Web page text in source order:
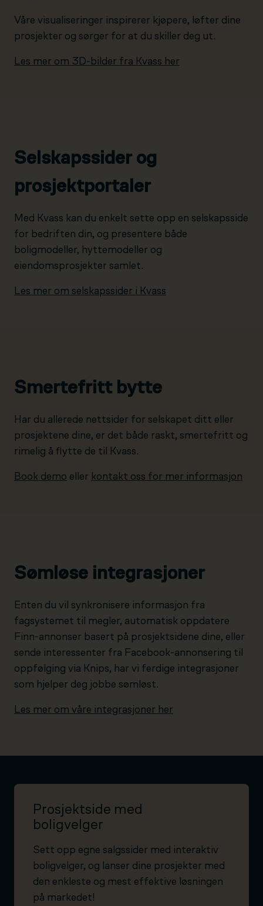
Våre visualiseringer inspirerer kjøpere, løfter dine
prosjekter og sørger for at du skiller deg ut.
Les mer om 3D-bilder fra Kvass her
Selskapssider og
prosjektportaler
Med Kvass kan du enkelt sette opp en selskapsside
for bedriften din, og presentere både
boligmodeller, hyttemodeller og
eiendomsprosjekter samlet.
Les mer om selskapssider i Kvass
Smertefritt bytte
Har du allerede nettsider for selskapet ditt eller
prosjektene dine, er det både raskt, smertefritt og
rimelig å flytte de til Kvass.
Book demo eller kontakt oss for mer informasjon
Sømløse integrasjoner
Enten du vil synkronisere informasjon fra
fagsystemet til megler, automatisk oppdatere
Finn-annonser basert på prosjektsidene dine, eller
sende interessenter fra Facebook-annonsering til
oppfølging via Knips, har vi ferdige integrasjoner
som hjelper deg jobbe sømløst.
Les mer om våre integrasjoner her
Prosjektside med
boligvelger
Sett opp egne salgssider med interaktiv
boligvelger, og lanser dine prosjekter med
den enkleste og mest effektive løsningen
på markedet!